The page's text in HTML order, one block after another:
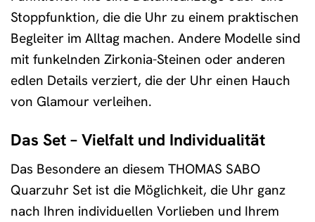
Stoppfunktion, die die Uhr zu einem praktischen
Begleiter im Alltag machen. Andere Modelle sind
mit funkelnden Zirkonia-Steinen oder anderen
edlen Details verziert, die der Uhr einen Hauch
von Glamour verleihen.
Das Set – Vielfalt und Individualität
Das Besondere an diesem THOMAS SABO
Quarzuhr Set ist die Möglichkeit, die Uhr ganz
nach Ihren individuellen Vorlieben und Ihrem